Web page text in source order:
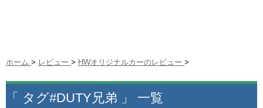
ホーム > レビュー > HWオリジナルカーのレビュー >
「 タグ#DUTY兄弟 」 一覧